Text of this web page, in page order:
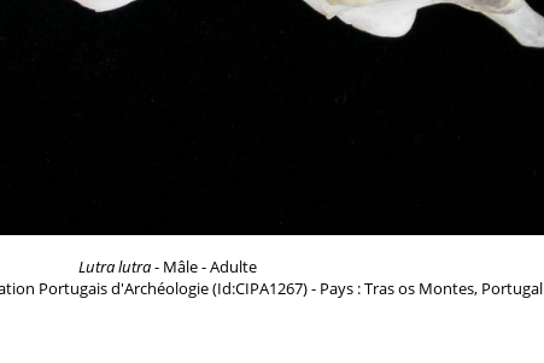
Lutra lutra- Mâle - Adulte
Portugais d'Archéologie (Id:CIPA1267) - Pays : Tras os Montes, Portugal